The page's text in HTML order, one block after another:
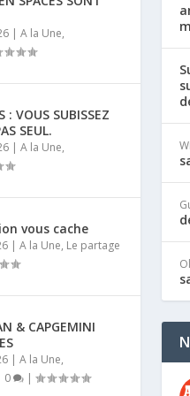
| A la Une,
: VOUS SUBISSEZ
SEUL.
| A la Une,
vous cache
| A la Une, Le partage
& CAPGEMINI
| A la Une,
0 |